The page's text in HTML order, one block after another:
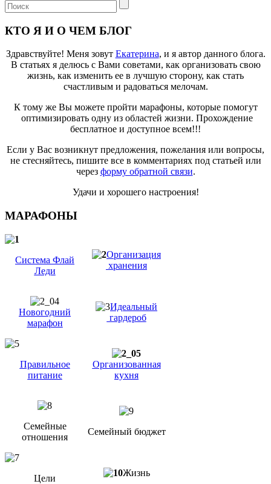
КТО Я И О ЧЕМ БЛОГ
Здравствуйте! Меня зовут Екатерина, и я автор данного блога.
В статьях я делюсь с Вами советами, как организовать свою
жизнь, как изменить ее в лучшую сторону, как стать
счастливым и радоваться мелочам.
К тому же Вы можете пройти марафоны, которые помогут
оптимизировать одну из областей жизни. Прохождение
бесплатное и доступное всем!!!
Если у Вас возникнут предложения, пожелания или вопросы,
не стесняйтесь, пишите все в комментариях под статьей или
через форму обратной связи.
Удачи и хорошего настроения!
МАРАФОНЫ
Система Флай
Леди
Организация
хранения
Новогодний
марафон
Идеальный
гардероб
Правильное
питание
Организованная
кухня
Семейные
отношения
Семейный бюджет
Цели
Жизнь